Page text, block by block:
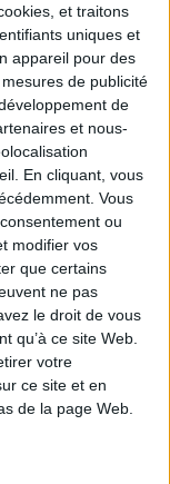
et traitons
uniques et
appareil pour des
de publicité
de
et nous-
En cliquant, vous
Vous
ou
modifier vos
que certains
ne pas
le droit de vous
qu’à ce site Web.
votre
ce site et en
de la page Web.
d’expérience
méthodes et
des